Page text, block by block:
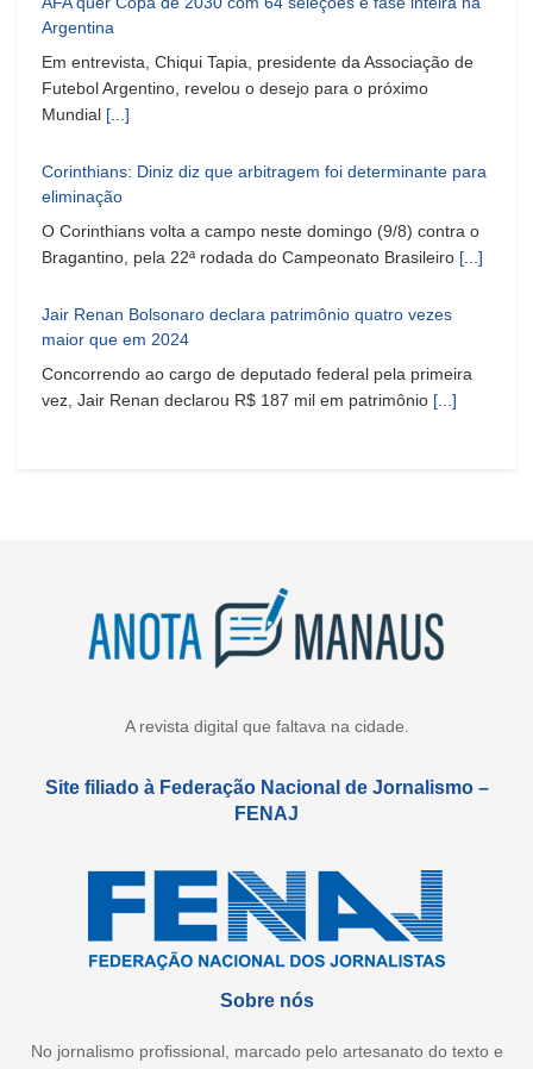
Argentina
Em entrevista, Chiqui Tapia, presidente da Associação de
Futebol Argentino, revelou o desejo para o próximo
Mundial [...]
Corinthians: Diniz diz que arbitragem foi determinante para
eliminação
O Corinthians volta a campo neste domingo (9/8) contra o
Bragantino, pela 22ª rodada do Campeonato Brasileiro [...]
Jair Renan Bolsonaro declara patrimônio quatro vezes
maior que em 2024
Concorrendo ao cargo de deputado federal pela primeira
vez, Jair Renan declarou R$ 187 mil em patrimônio [...]
A revista digital que faltava na cidade.
Site filiado à Federação Nacional de Jornalismo –
FENAJ
Sobre nós
No jornalismo profissional, marcado pelo artesanato do texto e